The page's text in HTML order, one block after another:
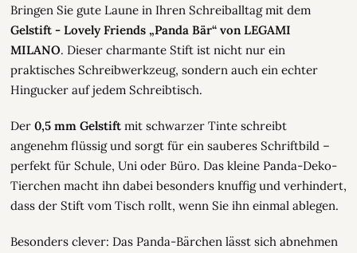
Bringen Sie gute Laune in Ihren Schreiballtag mit dem
Gelstift - Lovely Friends „Panda Bär“ von LEGAMI
MILANO. Dieser charmante Stift ist nicht nur ein
praktisches Schreibwerkzeug, sondern auch ein echter
Hingucker auf jedem Schreibtisch.
Der 0,5 mm Gelstiftmit schwarzer Tinte schreibt
angenehm flüssig und sorgt für ein sauberes Schriftbild –
perfekt für Schule, Uni oder Büro. Das kleine Panda-Deko-
Tierchen macht ihn dabei besonders knuffig und verhindert,
dass der Stift vom Tisch rollt, wenn Sie ihn einmal ablegen.
Besonders clever: Das Panda-Bärchen lässt sich abnehmen